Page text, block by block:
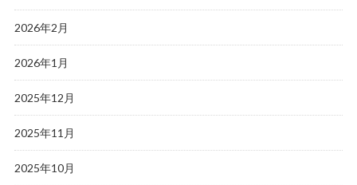
2026年2月
2026年1月
2025年12月
2025年11月
2025年10月